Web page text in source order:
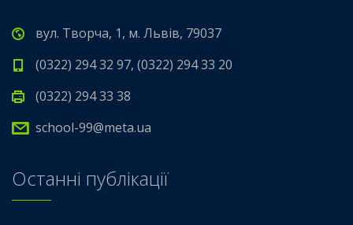
вул. Творча, 1, м. Львів, 79037
(0322) 294 32 97, (0322) 294 33 20
(0322) 294 33 38
school-99@meta.ua
Останні публікації